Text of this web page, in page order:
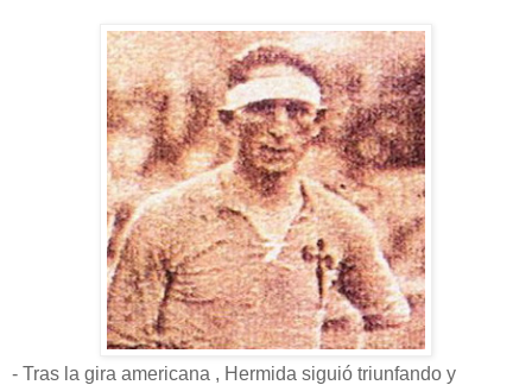
- Tras la gira americana , Hermida siguió triunfando y